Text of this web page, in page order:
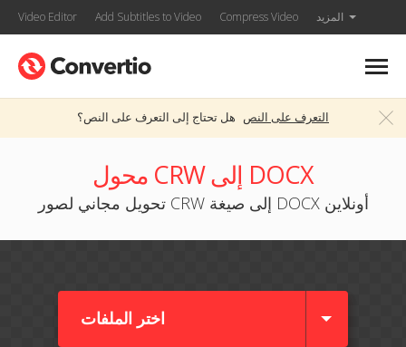
Video Editor Add Subtitles to Video Compress Video المزيد
هل تحتاج إلى التعرف على النص؟ التعرف على النص
محول CRW إلى DOCX
تحويل مجاني لصور CRW إلى صيغة DOCX أونلاين
اختر الملفات